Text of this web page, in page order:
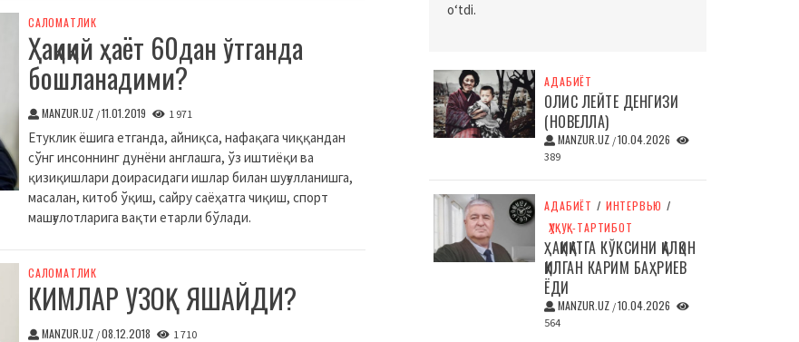
CАЛОМАТЛИК
Ҳақиқий ҳаёт 60дан ўтганда
бошланадими?
MANZUR.UZ /11.01.2019 1 971
Етуклик ёшига етганда, айниқса, нафақага чиққандан
сўнг инсоннинг дунёни англашга, ўз иштиёқи ва
қизиқишлари доирасидаги ишлар билан шуғулланишга,
масалан, китоб ўқиш, сайру саёҳатга чиқиш, спорт
машғулотларига вақти етарли бўлади.
CАЛОМАТЛИК
КИМЛАР УЗОҚ ЯШАЙДИ?
MANZUR.UZ /08.12.2018 1 710
o‘tdi.
АДАБИЁТ
ОЛИС ЛЕЙТЕ ДЕНГИЗИ
(НОВЕЛЛА)
MANZUR.UZ /10.04.2026
389
АДАБИЁТ / ИНТЕРВЬЮ /
ҲУҚУҚ-ТАРТИБОТ
ҲАҚИҚАТГА КЎКСИНИ ҚАЛҚОН
ҚИЛГАН КАРИМ БАҲРИЕВ
ЁДИ
MANZUR.UZ /10.04.2026
564